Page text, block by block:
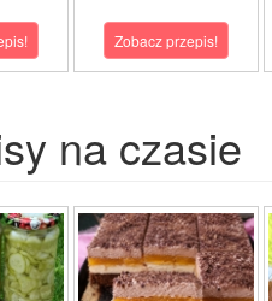
Zobacz przepis!
na czasie